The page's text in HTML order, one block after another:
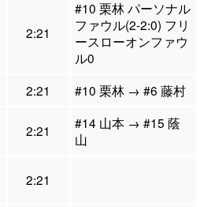
2:21
#10 栗林 パーソナル
ファウル(2-2:0) フリ
ースローオンファウ
ル0
2:21
#10 栗林 → #6 藤村
2:21
#14 山本 → #15 蔭
山
2:21